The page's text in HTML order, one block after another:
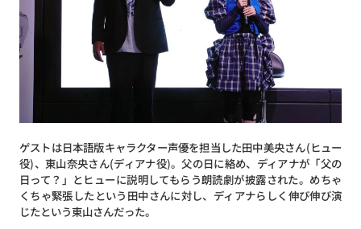
ゲストは日本語版キャラクター声優を担当した田中美央さん(ヒュー
役)、東山奈央さん(ディアナ役)。父の日に絡め、ディアナが「父の
日って？」とヒューに説明してもらう朗読劇が披露された。めちゃ
くちゃ緊張したという田中さんに対し、ディアナらしく伸び伸び演
じたという東山さんだった。